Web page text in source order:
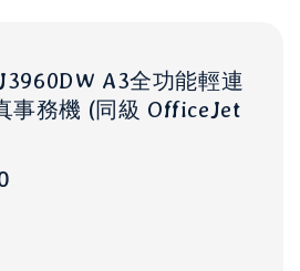
A3全功能輕連
事務機 (同級 OfficeJet